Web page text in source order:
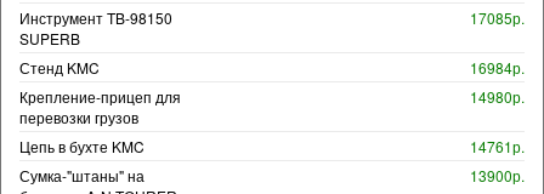
Инструмент TB-98150
SUPERB
17085р.
Стенд KMC
16984р.
Крепление-прицеп для
перевозки грузов
14980р.
Цепь в бухте KMC
14761р.
Сумка-"штаны" на
13900р.